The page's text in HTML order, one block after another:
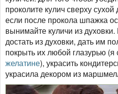
проколите кулич сверху
если после прокола шпажка
вынимайте куличи из
достать из духовки, дать им
покрыть их любой глазурью (я
желатине), украсить
украсила декором из